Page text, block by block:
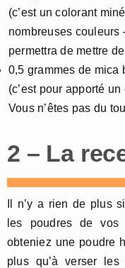
(c’est un colorant
nombreuses couleurs
permettra de mettre
0,5 grammes de mica
(c’est pour apporté
Vous n’êtes pas du
2 – La
Il n’y a rien de plus
les poudres de vos
obteniez une poudre
plus qu’à verser